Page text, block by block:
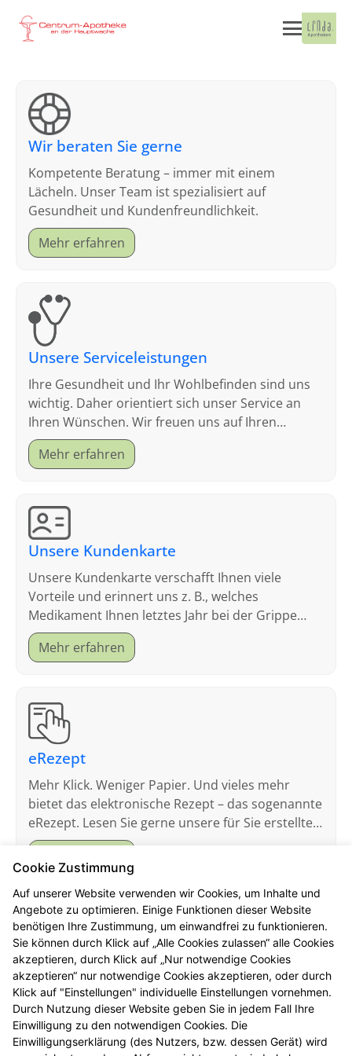
Wir beraten Sie gerne
Kompetente Beratung – immer mit einem
Lächeln. Unser Team ist spezialisiert auf
Gesundheit und Kundenfreundlichkeit.
Mehr erfahren
Unsere Serviceleistungen
Ihre Gesundheit und Ihr Wohlbefinden sind uns
wichtig. Daher orientiert sich unser Service an
Ihren Wünschen. Wir freuen uns auf Ihren
Besuch.
Mehr erfahren
Unsere Kundenkarte
Unsere Kundenkarte verschafft Ihnen viele
Vorteile und erinnert uns z. B., welches
Medikament Ihnen letztes Jahr bei der Grippe
geholfen hat.
Mehr erfahren
eRezept
Mehr Klick. Weniger Papier. Und vieles mehr
bietet das elektronische Rezept – das sogenannte
eRezept. Lesen Sie gerne unsere für Sie erstellten
FAQ.
Elektronische Patientenakte
Hier finden Sie die wichtigsten Fragen und
Antworten rund um die ePA (elektronische
Patientenakte).
Cookie Zustimmung
Auf unserer Website verwenden wir Cookies, um Inhalte und
Angebote zu optimieren. Einige Funktionen dieser Website
benötigen Ihre Zustimmung, um einwandfrei zu funktionieren.
Sie können durch Klick auf „Alle Cookies zulassen“ alle Cookies
akzeptieren, durch Klick auf „Nur notwendige Cookies
akzeptieren“ nur notwendige Cookies akzeptieren, oder durch
Klick auf "Einstellungen" individuelle Einstellungen vornehmen.
Durch Nutzung dieser Website geben Sie in jedem Fall Ihre
Einwilligung zu den notwendigen Cookies. Die
Einwilligungserklärung (des Nutzers, bzw. dessen Gerät) wird